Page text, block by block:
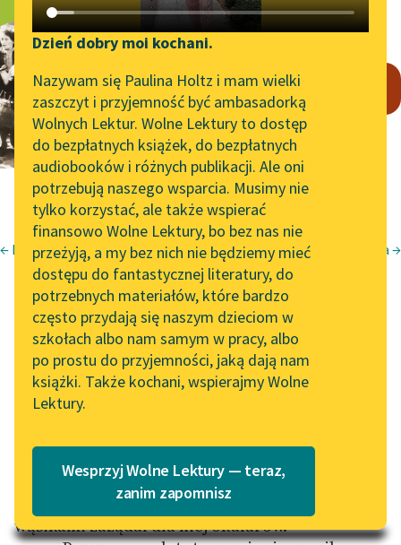
Katalog DAISY
Podkasty o książkach
Zgłoś brak utworu
Aktualności
Zapraszamy na spotkanie
online z tłumaczkami
literatury skandynawskiej
Spotkanie z Katarzyną
Tunkiel w Oslo
Wolne Lektury na 32.
Pol’and’Rock Festivalu
„Kochanek Lady
Chatterley” do słuchania
na Wolnych Lekturach
Nowy audiobook –
„Marzenie o Oriencie”
Lektury szkolne i klasyka
Narzędzia
Mapa Wolnych Lektur
Leśmianator
Przewodnik dla piszących i
czytających
API
OAI-PMH
Widget Wolnych Lektur
Przypisy
Katalog w formacie PDF
Dzień dobry moi kochani.
Nazywam się Paulina Holtz i mam wielki
zaszczyt i przyjemność być ambasadorką
Wolnych Lektur. Wolne Lektury to dostęp
do bezpłatnych książek, do bezpłatnych
audiobooków i różnych publikacji. Ale oni
potrzebują naszego wsparcia. Musimy nie
tylko korzystać, ale także wspierać
finansowo Wolne Lektury, bo bez nas nie
przeżyją, a my bez nich nie będziemy mieć
dostępu do fantastycznej literatury, do
potrzebnych materiałów, które bardzo
często przydają się naszym dzieciom w
szkołach albo nam samym w pracy, albo
po prostu do przyjemności, jaką dają nam
książki. Także kochani, wspierajmy Wolne
Lektury.
Wesprzyj Wolne Lektury — teraz,
zanim zapomnisz
Uwaga, tekst zawiera treści
drastyczne.
Wiza →
← Przy torze kolejowymZofia Nałkowska
Medaliony
Dwojra Zielona
Nieduża kobieta z czarną przepaską na
oku stanęła przy ladzie. Jej równie drobny
i cokolwiek dziwny towarzysz z czarnymi
wąsikami zażądał dla niej okularów.